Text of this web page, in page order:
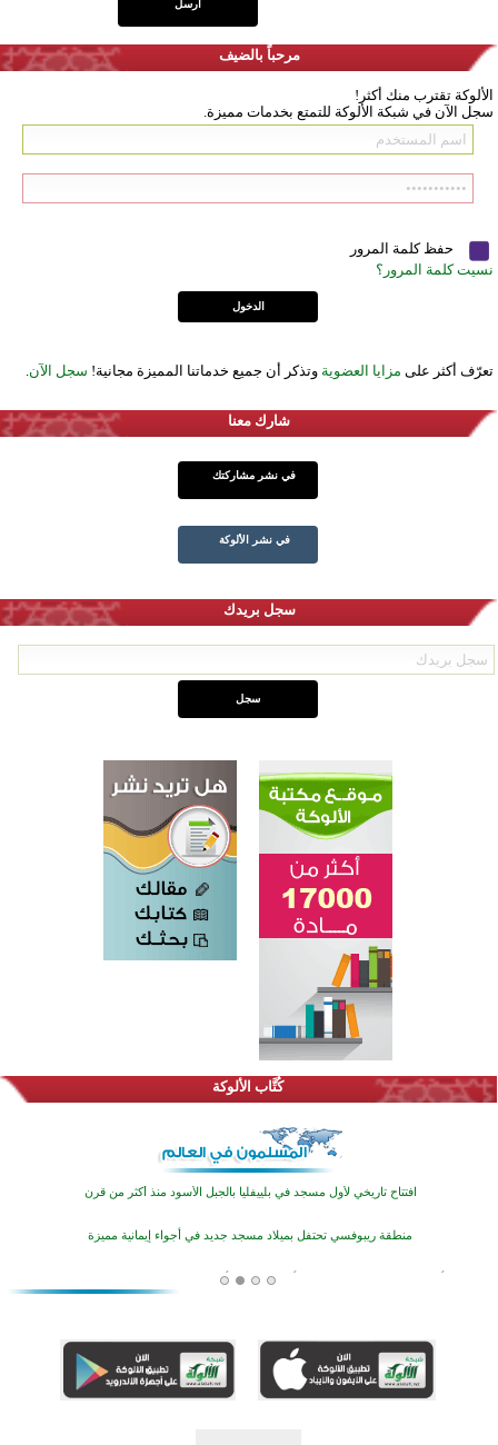
مرحباً بالضيف
الألوكة تقترب منك أكثر!
سجل الآن في شبكة الألوكة للتمتع بخدمات مميزة.
حفظ كلمة المرور
نسيت كلمة المرور؟
تعرّف أكثر على مزايا العضوية وتذكر أن جميع خدماتنا المميزة مجانية! سجل الآن
شارك معنا
في نشر مشاركتك
في نشر الألوكة
سجل بريدك
كُتَّاب الألوكة
اختتام الدورة التاسعة لمسابقة حفظ وتلاوة القرآن الكريم في أزناكاييف
تيسليتش تختتم برنامجا تعليميا لتعزيز القيم وبناء الشخصية للشباب المسلمين
اختتام منافسات قرآنية متميزة في بنغلاديش بمشاركة 3000 متسابق
افتتاح تاريخي لأول مسجد في بلييفليا بالجبل الأسود منذ أكثر من قرن
منطقة ريبوفسي تحتفل بميلاد مسجد جديد في أجواء إيمانية مميزة
أكبر مشروع إسلامي في ريف أستراليا يفتتح أبوابه بعد سنوات من العمل والعطاء
اختتام الدورة التاسعة لمسابقة حفظ وتلاوة القرآن الكريم في أزناكاييف